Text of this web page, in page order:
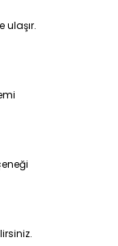
ulaşır.